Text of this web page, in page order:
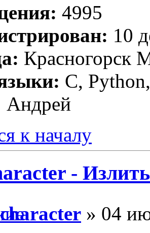
4995
10
Красногорск
C,
Андрей
к началу
-
» 04